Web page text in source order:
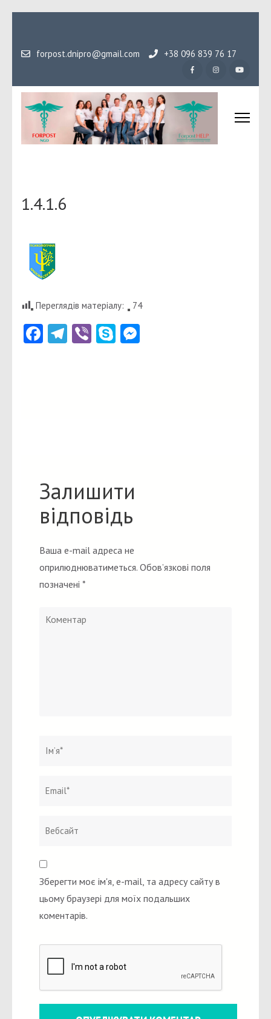
вмісту
Enter)
forpost.dnipro@gmail.com +38 096 839 76 17
1.4.1.6
Переглядів матеріалу: 74
Facebook
Telegram
ViberSkype
Залишити
відповідь
Ваша e-mail адреса не
оприлюднюватиметься. Обов’язкові поля
позначені *
Коментар
Зберегти моє ім'я, e-mail, та адресу сайту в
цьому браузері для моїх подальших
коментарів.